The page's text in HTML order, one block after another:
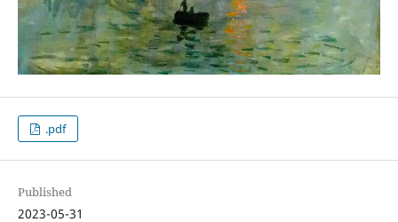
.pdf
Published
2023-05-31